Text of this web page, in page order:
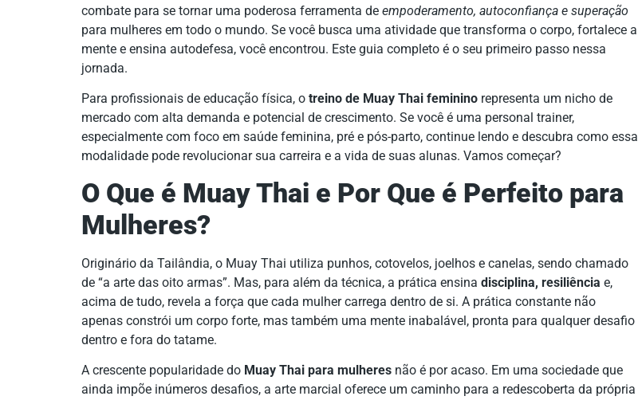
combate para se tornar uma poderosa ferramenta de empoderamento, autoconfiança e superação
para mulheres em todo o mundo. Se você busca uma atividade que transforma o corpo, fortalece a
mente e ensina autodefesa, você encontrou. Este guia completo é o seu primeiro passo nessa
jornada.
Para profissionais de educação física, o treino de Muay Thai feminino representa um nicho de
mercado com alta demanda e potencial de crescimento. Se você é uma personal trainer,
especialmente com foco em saúde feminina, pré e pós-parto, continue lendo e descubra como essa
modalidade pode revolucionar sua carreira e a vida de suas alunas. Vamos começar?
O Que é Muay Thai e Por Que é Perfeito para
Mulheres?
Originário da Tailândia, o Muay Thai utiliza punhos, cotovelos, joelhos e canelas, sendo chamado
de “a arte das oito armas”. Mas, para além da técnica, a prática ensina disciplina, resiliência e,
acima de tudo, revela a força que cada mulher carrega dentro de si. A prática constante não
apenas constrói um corpo forte, mas também uma mente inabalável, pronta para qualquer desafio
dentro e fora do tatame.
A crescente popularidade do Muay Thai para mulheres não é por acaso. Em uma sociedade que
ainda impõe inúmeros desafios, a arte marcial oferece um caminho para a redescoberta da própria